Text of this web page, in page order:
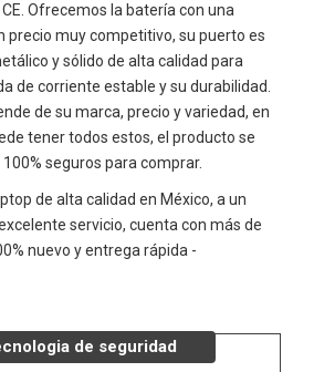
Ofrecemos la batería con una
precio muy competitivo, su puerto es
y sólido de alta calidad para
de corriente estable y su durabilidad.
de su marca, precio y variedad, en
tener todos estos, el producto se
seguros para comprar.
de alta calidad en México, a un
servicio, cuenta con más de
nuevo y entrega rápida -
de seguridad